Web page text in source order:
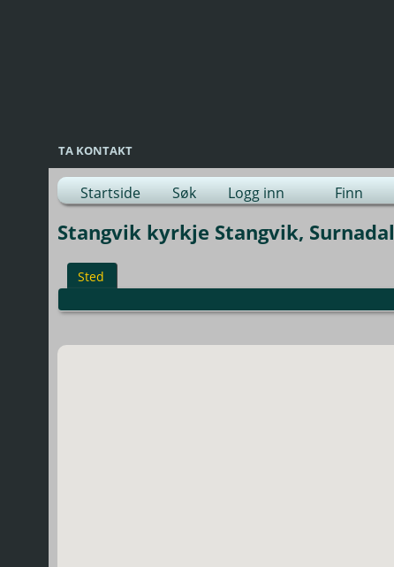
TA KONTAKT
Startside Søk Logg inn Finn
Stangvik kyrkje Stangvik, Surnadal
Sted